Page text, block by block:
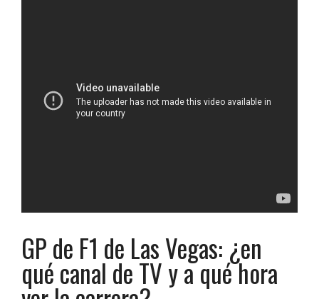
GP de F1 de Las Vegas: ¿en
qué canal de TV y a qué hora